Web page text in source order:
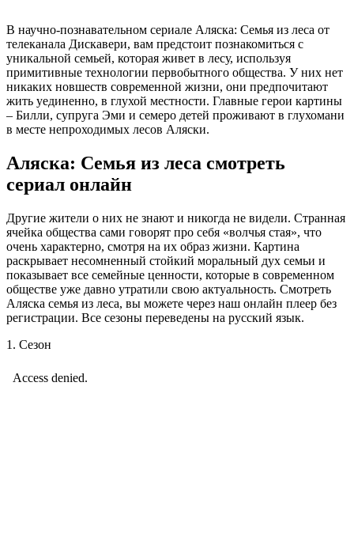
В научно-познавательном сериале Аляска: Семья из леса от
телеканала Дискавери, вам предстоит познакомиться с
уникальной семьей, которая живет в лесу, используя
примитивные технологии первобытного общества. У них нет
никаких новшеств современной жизни, они предпочитают
жить уединенно, в глухой местности. Главные герои картины
– Билли, супруга Эми и семеро детей проживают в глухомани
в месте непроходимых лесов Аляски.
Аляска: Семья из леса смотреть
сериал онлайн
Другие жители о них не знают и никогда не видели. Странная
ячейка общества сами говорят про себя «волчья стая», что
очень характерно, смотря на их образ жизни. Картина
раскрывает несомненный стойкий моральный дух семьи и
показывает все семейные ценности, которые в современном
обществе уже давно утратили свою актуальность. Смотреть
Аляска семья из леса, вы можете через наш онлайн плеер без
регистрации. Все сезоны переведены на русский язык.
1. Сезон